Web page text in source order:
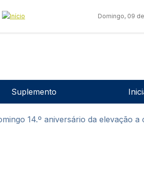
Domingo, 09
Suplemento
14.º aniversário da elevação a